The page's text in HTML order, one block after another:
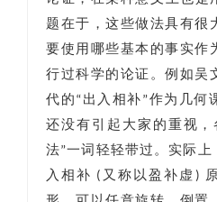
题在于，这些做法具有很
要使用哪些基本的事实作
行过科学的论证。例如吴
代的“出入相补”作为几何
还没有引起大家的重视
法”一词轻轻带过。实际上
入相补 (又称以盈补虚)